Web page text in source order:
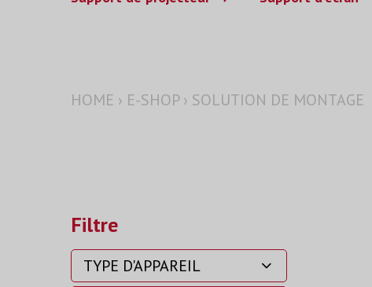
HOME › E-SHOP › SOLUTION DE MONTAGE
Filtre
TYPE D'APPAREIL